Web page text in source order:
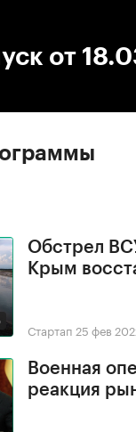
от
Обстрел
Крым
Стартап 25 фев
Военная
реакция